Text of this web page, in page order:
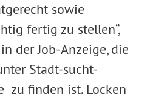
sowie
fertig zu stellen“,
der Job-Anzeige, die
Stadt-sucht-
zu finden ist. Locken